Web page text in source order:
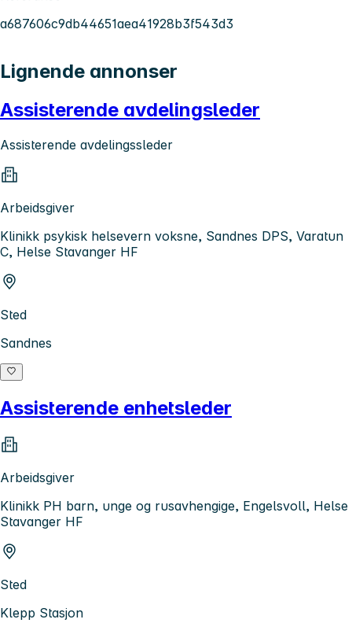
a687606c9db44651aea41928b3f543d3
Lignende annonser
Assisterende avdelingsleder
Assisterende avdelingssleder
Arbeidsgiver
Klinikk psykisk helsevern voksne, Sandnes DPS, Varatun
C, Helse Stavanger HF
Sted
Sandnes
Assisterende enhetsleder
Arbeidsgiver
Klinikk PH barn, unge og rusavhengige, Engelsvoll, Helse
Stavanger HF
Sted
Klepp Stasjon